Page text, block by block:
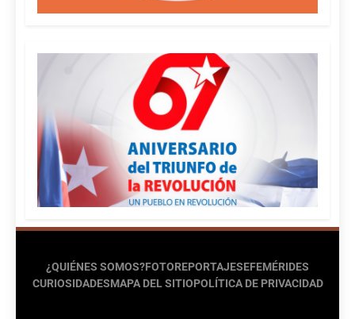
¿QUIÉNES SOMOS?FOTOREPORTAJESEFEMÉRIDES
CURIOSIDADESMAPA DEL SITIOPOLÍTICA DE PRIVACIDAD